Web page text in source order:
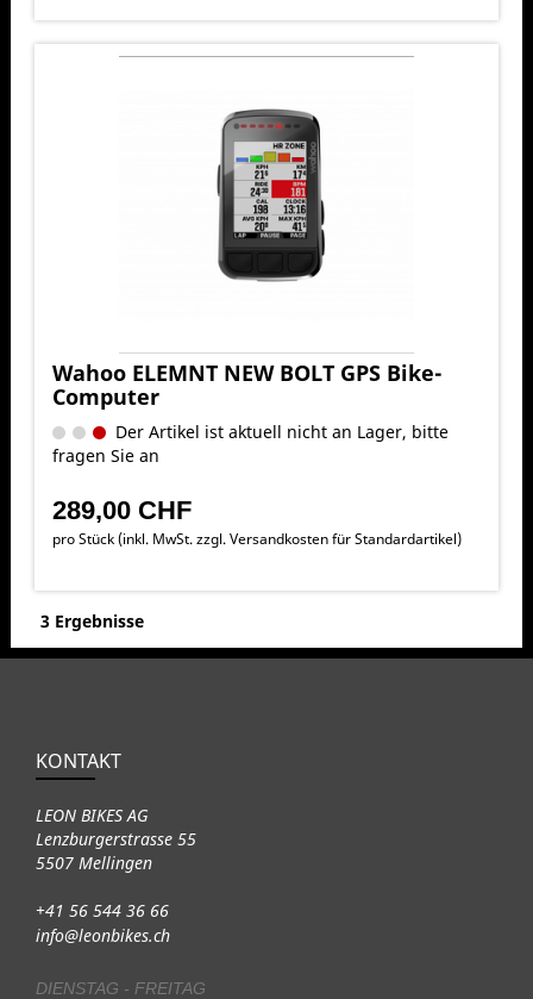
Wahoo ELEMNT NEW BOLT GPS Bike-
Computer
Der Artikel ist aktuell nicht an Lager, bitte
fragen Sie an
289,00 CHF
pro Stück (inkl. MwSt. zzgl.Versandkosten für Standardartikel)
3 Ergebnisse
KONTAKT
LEON BIKES AG
Lenzburgerstrasse 55
5507 Mellingen
+41 56 544 36 66
info@leonbikes.ch
DIENSTAG - FREITAG